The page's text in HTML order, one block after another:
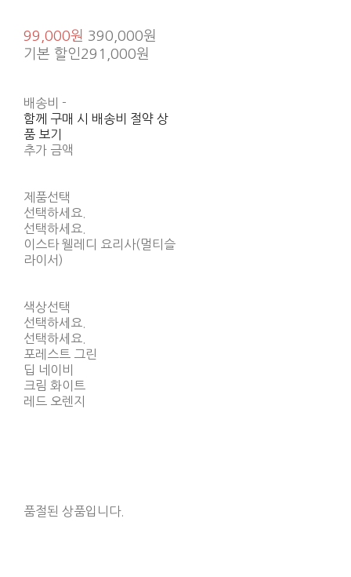
99,000원 390,000원
기본 할인291,000원
배송비 -
함께 구매 시 배송비 절약 상
품 보기
추가 금액
제품선택
선택하세요.
선택하세요.
이스타 웰레디 요리사(멀티슬
라이서)
색상선택
선택하세요.
선택하세요.
포레스트 그린
딥 네이비
크림 화이트
레드 오렌지
품절된 상품입니다.